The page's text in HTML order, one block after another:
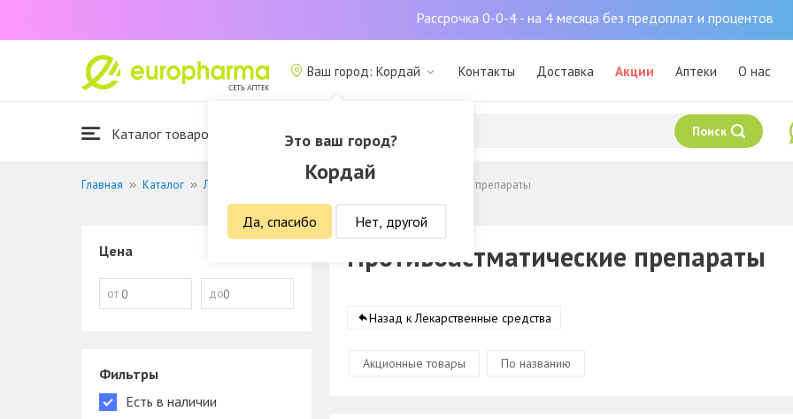
Рассрочка 0-0-4 - на 4 месяца без предоплат и процентов
Ваш город: Кордай
Это ваш город?
Кордай
Да, спасибо Нет, другой
Контакты Доставка Акции Аптеки О нас
Каталог товаров Поиск
Главная Каталог Лекарственные средства Противоастматические препараты
Цена
от до
Фильтры
Есть в наличии
Противоастматические препараты
Назад к Лекарственные средства
Акционные товары По названию